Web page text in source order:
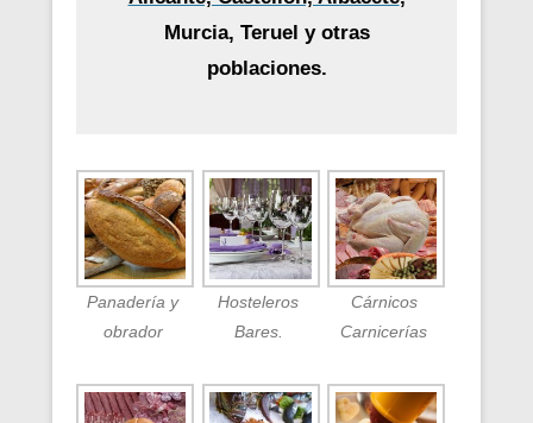
Murcia, Teruel y otras
poblaciones.
Panadería y
obrador
Hosteleros
Bares.
Cárnicos
Carnicerías